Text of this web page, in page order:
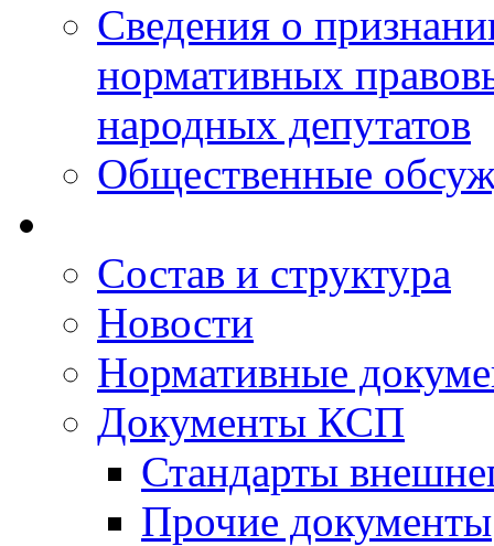
Сведения о
нормативных
народных депутатов
Общественные
Состав и структура
Новости
Нормативные
Документы КСП
Стандарты
Прочие документы